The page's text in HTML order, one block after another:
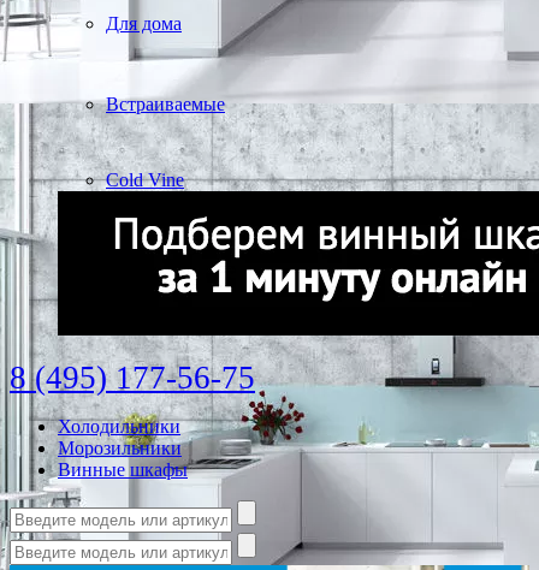
Для дома
Встраиваемые
Cold Vine
8 (495) 177-56-75
Холодильники
Морозильники
Винные шкафы